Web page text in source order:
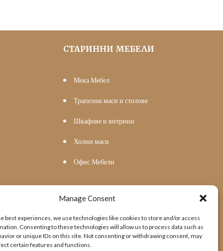
Manage Consent
best experiences, we use technologies like cookies to store and/or access
Consenting to these technologies will allow us to process data such as
or unique IDs on this site. Not consenting or withdrawing consent, may
certain features and functions.
СТАРИННИ МЕБЕЛИ
Мека Мебел
Трапезни маси и столове
Шкафове и витрини
Холни маси
Офис Мебели